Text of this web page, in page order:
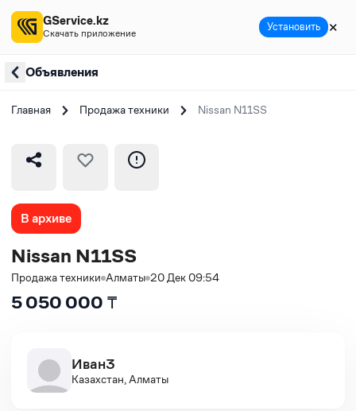
Объявления
Главная Продажа техники Nissan N11SS
В архиве
Nissan N11SS
Продажа техники Алматы 20 Дек 09:54
5 050 000 ₸
Иван3
Казахстан, Алматы
GService.kz
Скачать приложение Установить ✕